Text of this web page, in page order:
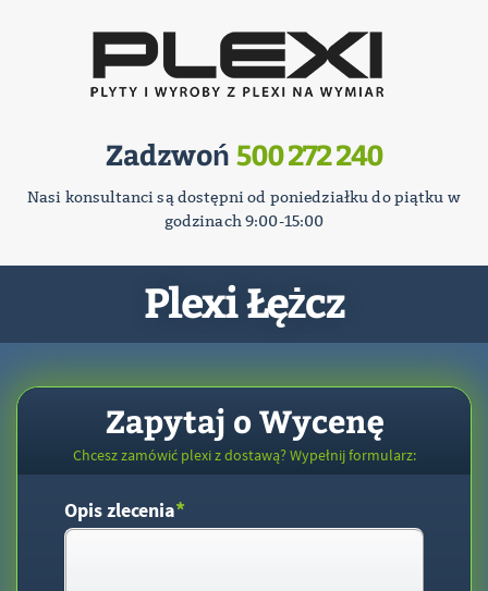
Zadzwoń 500 272 240
Nasi konsultanci są dostępni od poniedziałku do piątku w
godzinach 9:00-15:00
Plexi Łężcz
Zapytaj o Wycenę
Chcesz zamówić plexi z dostawą? Wypełnij formularz:
Opis zlecenia*